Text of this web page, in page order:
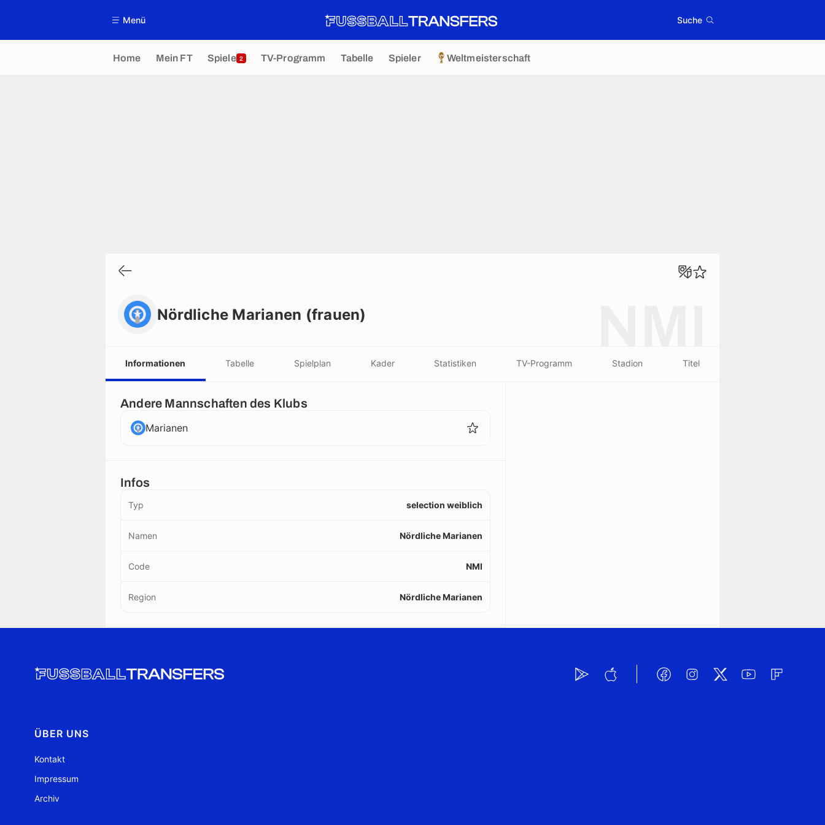
Menü Suche
Home Mein FT Spiele 2 TV-Programm Tabelle Spieler Weltmeisterschaft
Nördliche Marianen (frauen)
Informationen Tabelle Spielplan Kader Statistiken TV-Programm Stadion Titel
Andere Mannschaften des Klubs
Marianen
Infos
Typ selection weiblich
Namen Nördliche Marianen
Code NMI
Region Nördliche Marianen
ÜBER UNS
Kontakt
Impressum
Archiv